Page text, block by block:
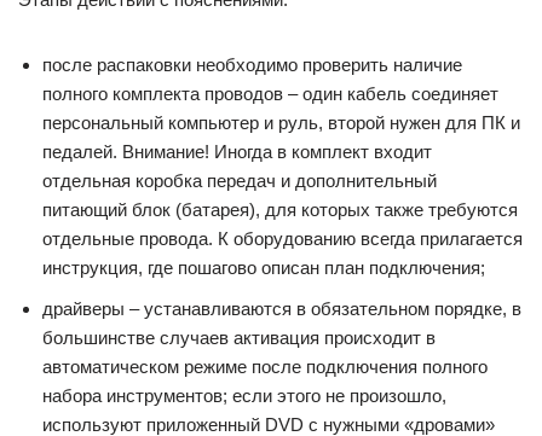
после распаковки необходимо проверить наличие
полного комплекта проводов – один кабель соединяет
персональный компьютер и руль, второй нужен для ПК и
педалей. Внимание! Иногда в комплект входит
отдельная коробка передач и дополнительный
питающий блок (батарея), для которых также требуются
отдельные провода. К оборудованию всегда прилагается
инструкция, где пошагово описан план подключения;
драйверы – устанавливаются в обязательном порядке, в
большинстве случаев активация происходит в
автоматическом режиме после подключения полного
набора инструментов; если этого не произошло,
используют приложенный DVD с нужными «дровами»